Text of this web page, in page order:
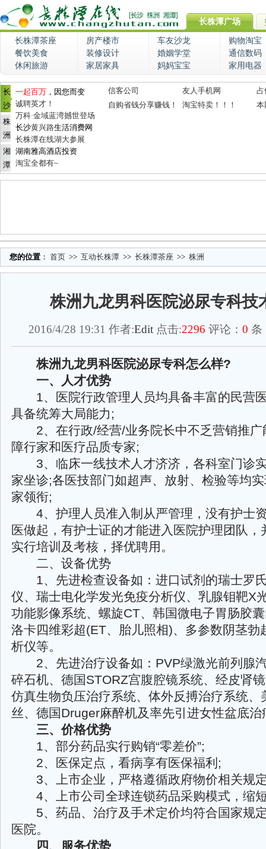
长株潭广场
长株潭茶座 房产楼市 车友沙龙
购物淘宝
餐饮美食
装修设计 婚姻学堂
通信数码
休闲旅游
家居家具 妈妈宝宝 家用电器
长
沙
株
洲
湘
潭
一起百万 ，因您而变
诚聘英才！
万科·金域蓝湾撼世登场
长沙黄兴路生活消费网
长株潭在线湖大参展
湖南雅高酒店投资
淘宝全都有~
信客公司 友人手机网
占
自购省钱分享赚钱！
淘宝特卖！！！ 本
您的位置 ： 首页 >> 互动长株潭 >> 长株潭茶座 >> 株洲
株洲九龙男科医院泌尿专科技
2016/4/28 19:31 作者:Edit 点击:2296 评论： 0 条
株洲九龙男科医院泌尿专科怎么样?
一、人才优势
1、医院行政管理人员均具备丰富的民营
具备统筹大局能力;
2、在行政/经营/业务院长中不乏营销推广
障行家和医疗品质专家;
3、临床一线技术人才济济，各科室门诊
家坐诊;各医技部门如超声、放射、检验等均
家领衔;
4、护理人员准入制从严管理，没有护士
医做起，有护士证的才能进入医院护理团队，
实行培训及考核，择优聘用。
二、设备优势
1、先进检查设备如：进口试剂的瑞士罗
仪、瑞士电化学发光免疫分析仪、乳腺钼靶X
功能影像系统、螺旋CT、韩国微电子胃肠胶
洛卡四维彩超(ET、胎儿照相)、多参数阴茎勃
析仪等。
2、先进治疗设备如：PVP绿激光前列腺
碎石机、德国STORZ宫腹腔镜系统、经皮肾
仿真生物负压治疗系统、体外反搏治疗系统、
丝、德国Druger麻醉机及率先引进女性盆底治
三、价格优势
1、部分药品实行购销“零差价”;
2、医保定点，看病享有医保福利;
3、上市企业，严格遵循政府物价相关规
4、上市公司全球连锁药品采购模式，缩
5、药品、治疗及手术定价均符合国家规
医院。
四、服务优势